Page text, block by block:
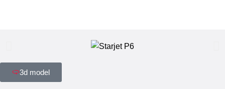
3d model